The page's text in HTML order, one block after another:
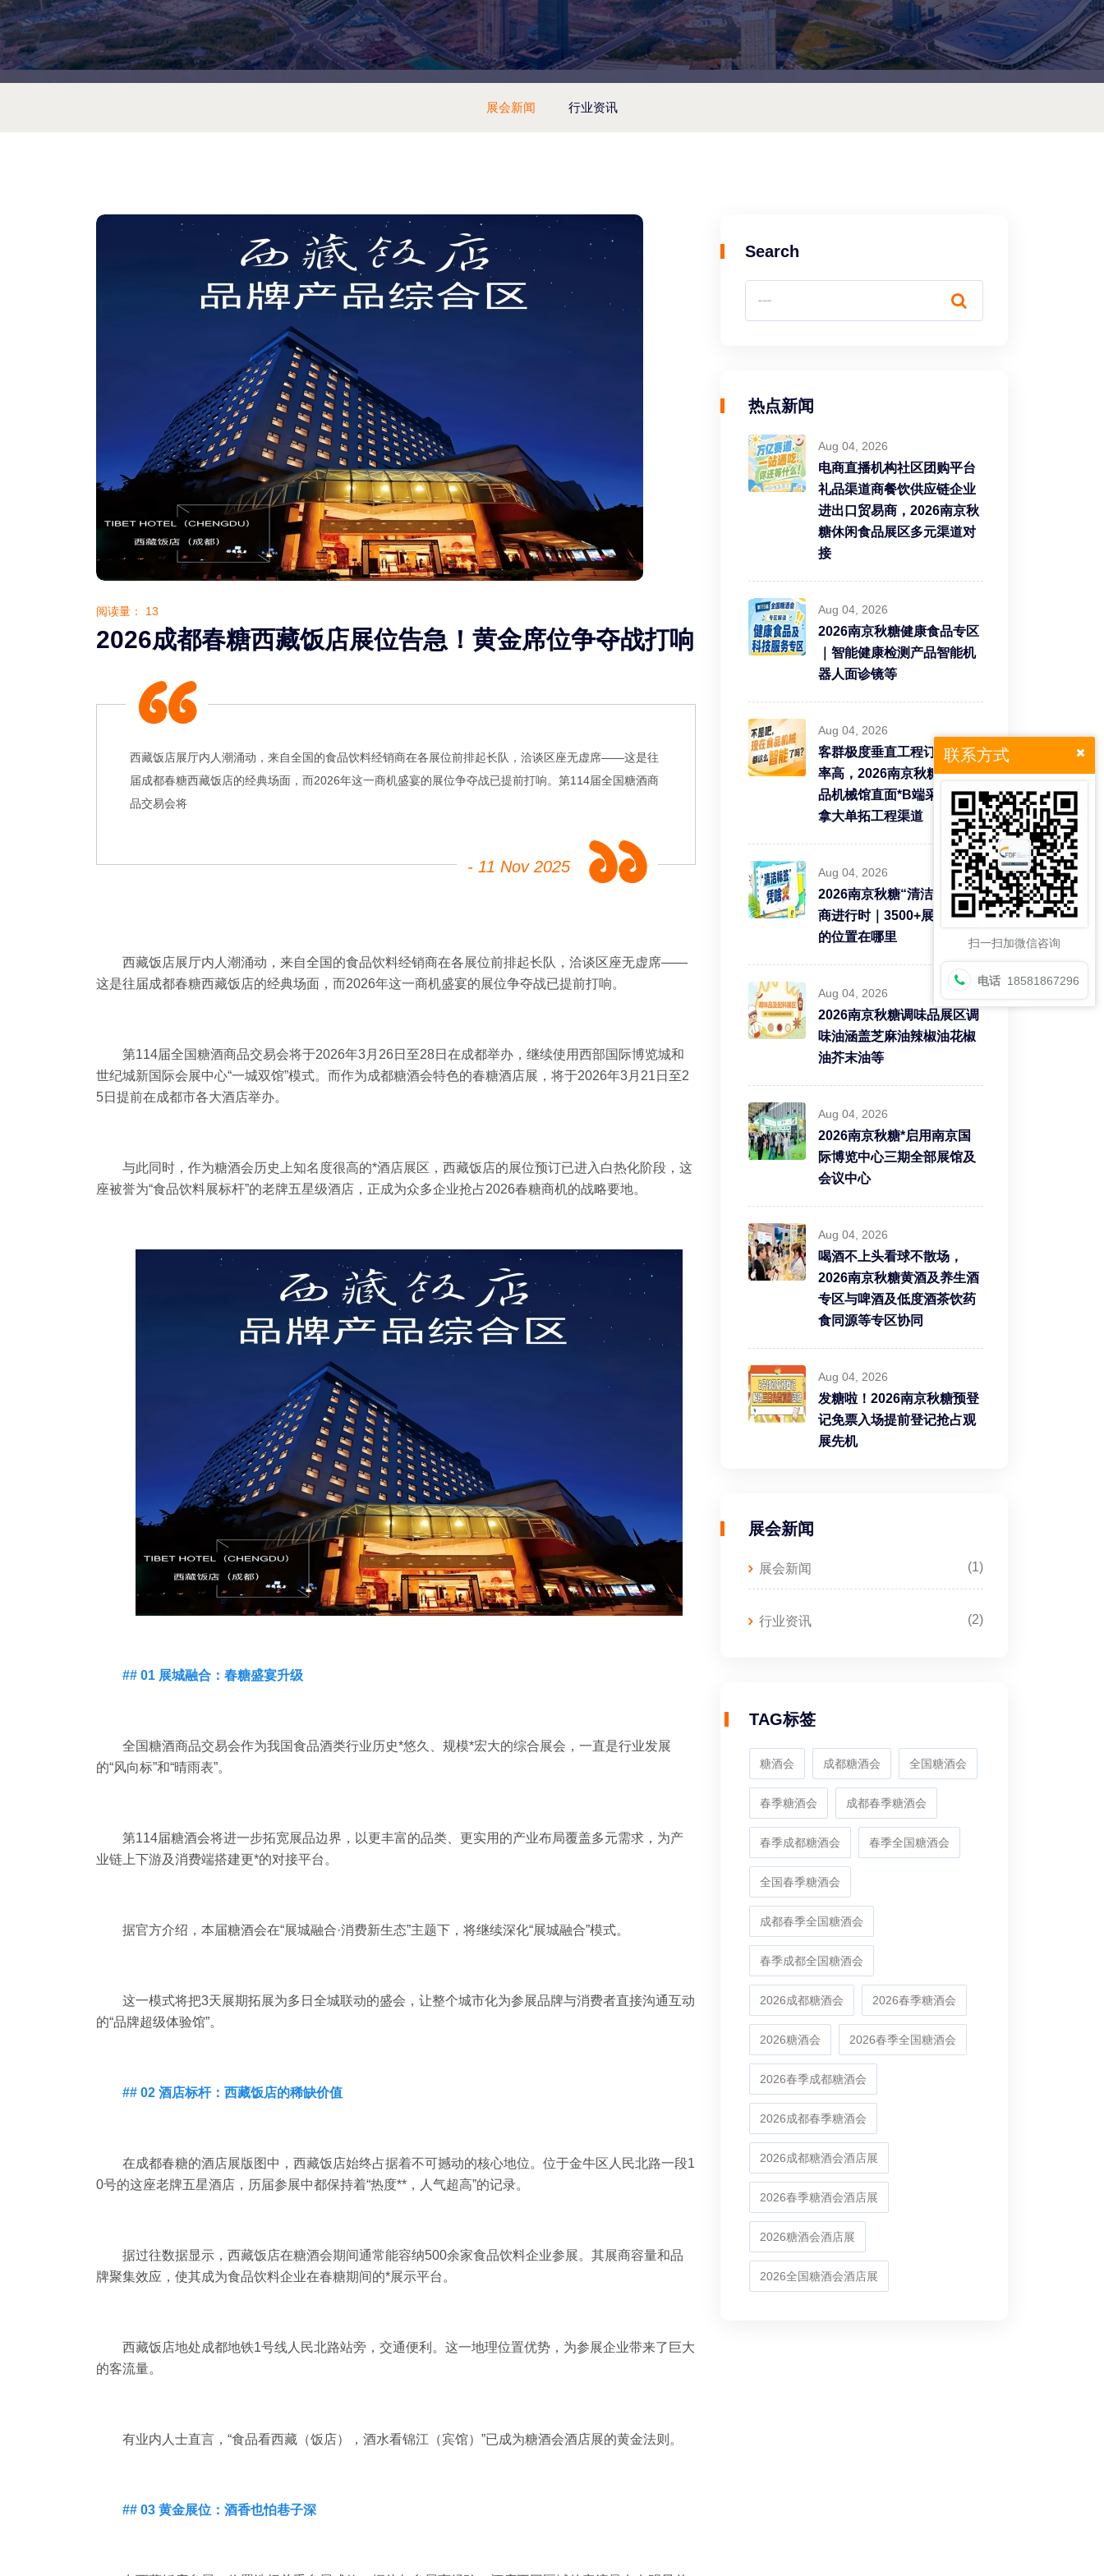
展会新闻 行业资讯
阅读量： 13
2026成都春糖西藏饭店展位告急！黄金席位争夺战打响
西藏饭店展厅内人潮涌动，来自全国的食品饮料经销商在各展位前排起长队，洽谈区座无虚席——这是往
届成都春糖西藏饭店的经典场面，而2026年这一商机盛宴的展位争夺战已提前打响。第114届全国糖酒商
品交易会将
- 11 Nov 2025
西藏饭店展厅内人潮涌动，来自全国的食品饮料经销商在各展位前排起长队，洽谈区座无虚席——
这是往届成都春糖西藏饭店的经典场面，而2026年这一商机盛宴的展位争夺战已提前打响。
第114届全国糖酒商品交易会将于2026年3月26日至28日在成都举办，继续使用西部国际博览城和
世纪城新国际会展中心“一城双馆”模式。而作为成都糖酒会特色的春糖酒店展，将于2026年3月 21 日至2
5日提前在成都市各大酒店举办。
与此同时，作为糖酒会历史上知名度很高的*酒店展区，西藏饭店的展位预订已进入白热化阶段，这
座被誉为“食品饮料展标杆”的老牌五星级酒店，正成为众多企业抢占2026春糖商机的战略要地。
## 01 展城融合：春糖盛宴升级
全国糖酒商品交易会作为我国食品酒类行业历史*悠久、规模*宏大的综合展会，一直是行业发展
的“风向标”和“晴雨表”。
第114届糖酒会将进一步拓宽展品边界，以更丰富的品类、更实用的产业布局覆盖多元需求，为产
业链上下游及消费端搭建更*的对接平台。
据官方介绍，本届糖酒会在“展城融合·消费新生态”主题下，将继续深化“展城融合”模式。
这一模式将把3天展期拓展为多日全城联动的盛会，让整个城市化为参展品牌与消费者直接沟通互动
的“品牌超级体验馆”。
## 02 酒店标杆：西藏饭店的稀缺价值
在成都春糖的酒店展版图中，西藏饭店始终占据着不可撼动的核心地位。位于金牛区人民北路一段1
0号的这座老牌五星酒店，历届参展中都保持着“热度**，人气超高”的记录。
据过往数据显示，西藏饭店在糖酒会期间通常能容纳500余家食品饮料企业参展。其展商容量和品
牌聚集效应，使其成为食品饮料企业在春糖期间的*展示平台。
西藏饭店地处成都地铁1号线人民北路站旁，交通便利。这一地理位置优势，为参展企业带来了巨大
的客流量。
有业内人士直言，“食品看西藏（饭店），酒水看锦江（宾馆）”已成为糖酒会酒店展的黄金法则。
## 03 黄金展位：酒香也怕巷子深
Search
热点新闻
Aug 04, 2026
电商直播机构社区团购平台
礼品渠道商餐饮供应链企业
进出口贸易商，2026南京秋
糖休闲食品展区多元渠道对
接
Aug 04, 2026
2026南京秋糖健康食品专区
｜智能健康检测产品智能机
器人面诊镜等
Aug 04, 2026
客群极度垂直工程订单转化
率高，2026南京秋糖9号食
品机械馆直面*B端采购需求
拿大单拓工程渠道
Aug 04, 2026
2026南京秋糖“清洁标签”招
商进行时｜3500+展商中你
的位置在哪里
Aug 04, 2026
2026南京秋糖调味品展区调
味油涵盖芝麻油辣椒油花椒
油芥末油等
Aug 04, 2026
2026南京秋糖*启用南京国
际博览中心三期全部展馆及
会议中心
Aug 04, 2026
喝酒不上头看球不散场，
2026南京秋糖黄酒及养生酒
专区与啤酒及低度酒茶饮药
食同源等专区协同
Aug 04, 2026
发糖啦！2026南京秋糖预登
记免票入场提前登记抢占观
展先机
展会新闻
展会新闻 (1)
行业资讯 (2)
TAG标签
糖酒会 成都糖酒会 全国糖酒会
春季糖酒会 成都春季糖酒会
春季成都糖酒会 春季全国糖酒会
全国春季糖酒会
成都春季全国糖酒会
春季成都全国糖酒会
2026成都糖酒会 2026春季糖酒会
2026糖酒会 2026春季全国糖酒会
2026春季成都糖酒会
2026成都春季糖酒会
2026成都糖酒会酒店展
2026春季糖酒会酒店展
2026糖酒会酒店展
2026全国糖酒会酒店展
联系方式
扫一扫加微信咨询
电话 18581867296